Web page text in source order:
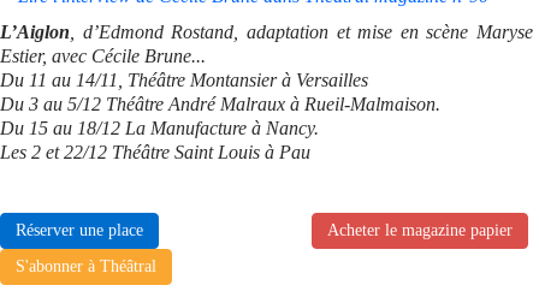
L’Aiglon , d’Edmond Rostand, adaptation et mise en scène Maryse
Estier, avec Cécile Brune...
Du 11 au 14/11, Théâtre Montansier à Versailles
Du 3 au 5/12 Théâtre André Malraux à Rueil-Malmaison.
Du 15 au 18/12 La Manufacture à Nancy.
Les 2 et 22/12 Théâtre Saint Louis à Pau
Réserver une place
Acheter le magazine papier
S'abonner à Théâtral